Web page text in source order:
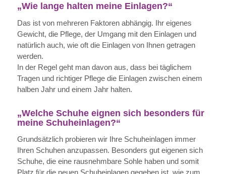
„Wie lange halten meine Einlagen?“
Das ist von mehreren Faktoren abhängig. Ihr eigenes
Gewicht, die Pflege, der Umgang mit den Einlagen und
natürlich auch, wie oft die Einlagen von Ihnen getragen
werden.
In der Regel geht man davon aus, dass bei täglichem
Tragen und richtiger Pflege die Einlagen zwischen einem
halben Jahr und einem Jahr halten.
„Welche Schuhe eignen sich besonders für
meine Schuheinlagen?“
Grundsätzlich probieren wir Ihre Schuheinlagen immer
Ihren Schuhen anzupassen. Besonders gut eigenen sich
Schuhe, die eine rausnehmbare Sohle haben und somit